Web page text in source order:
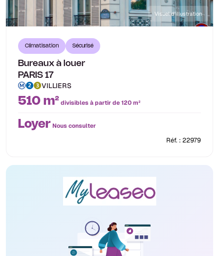
Visuel d'illustration
Climatisation Sécurisé
Bureaux à louer
PARIS 17
VILLIERS
510 m²divisibles à partir de 120 m²
Loyer Nous consulter
Réf. : 22979